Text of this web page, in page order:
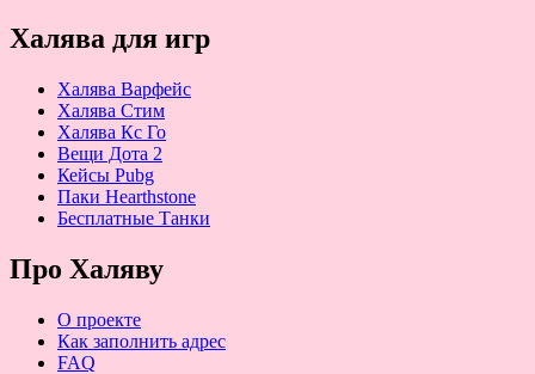
Халява для игр
Халява Варфейс
Халява Стим
Халява Кс Го
Вещи Дота 2
Кейсы Pubg
Паки Hearthstone
Бесплатные Танки
Про Халяву
О проекте
Как заполнить адрес
FAQ